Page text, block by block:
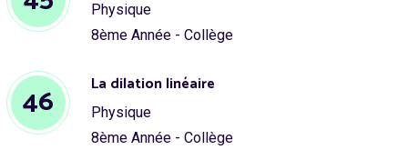
Physique
8ème Année - Collège
46 La dilation linéaire
Physique
8ème Année - Collège